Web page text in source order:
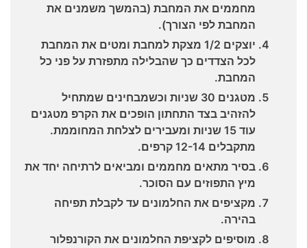
מחממים את המחבת (בהמשך משמנים את
המחבת לפי הצורך).
יוצקים 1/2 מצקת למחבת ומטים את המחבת
לכל הצדדים כך שהבלילה מתפזרת על פני כל
המחבת.
מטגנים 30 שניות וכשמבחינים שמתחיל
להזהיב בצד התחתון הופכים את הקרפ מטגנים
עוד 15 שניות ומעבירים לצלחת המחוממת.
מתקבלים 12-14 קרפים.
בסיר מתאים מחממים ומביאים לרתיחה יחד את
מיץ התפוזים עם הסוכר.
מקציפים את החלמונים עד לקבלת תפיחה
בהירה.
מוסיפים לקציפת החלמונים את הקורנפלור